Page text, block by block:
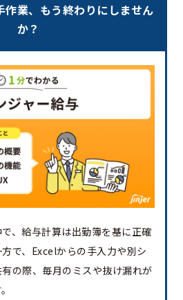
作業、もう終わりにしません
か？
、給与計算は出勤簿を基に正確
で、Excelからの手入力や別シ
の際、毎月のミスや抜け漏れが